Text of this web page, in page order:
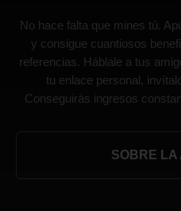
No hace falta que mines tú.
y consigue cuantiosos
referencias. Háblale a tus
tu enlace personal,
Conseguirás ingresos
SOBRE LA